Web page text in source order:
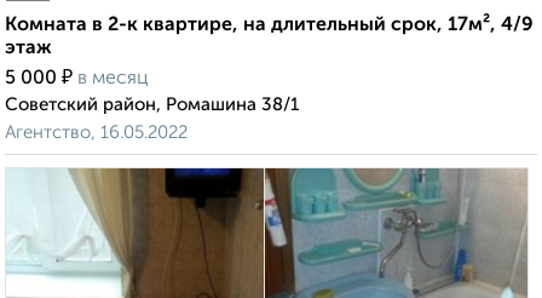
Комната в 2-к квартире, на длительный срок, 17м², 4/9
этаж
5 000 ₽ в месяц
Советский район, Ромашина 38/1
Агентство, 16.05.2022